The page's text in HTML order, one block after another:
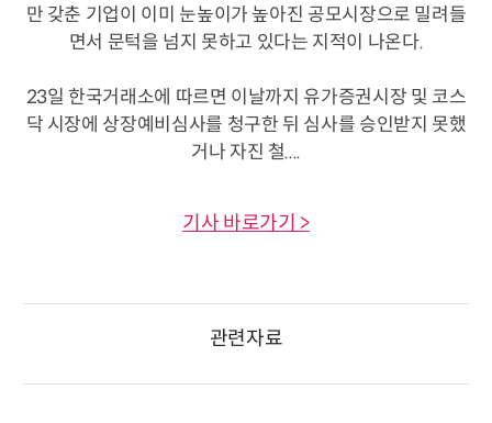
만 갖춘 기업이 이미 눈높이가 높아진 공모시장으로 밀려들
면서 문턱을 넘지 못하고 있다는 지적이 나온다.
23일 한국거래소에 따르면 이날까지 유가증권시장 및 코스
닥 시장에 상장예비심사를 청구한 뒤 심사를 승인받지 못했
거나 자진 철....
기사 바로가기 >
관련자료